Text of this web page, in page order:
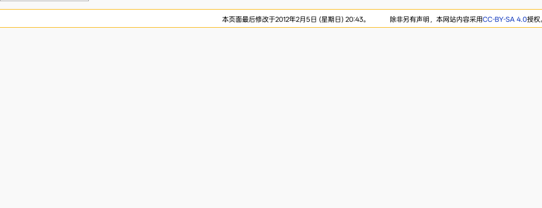
本页面最后修改于2012年2月5日 (星期日) 20:43。 除非另有声明，本网站内容采用CC-BY-SA 4.0授权